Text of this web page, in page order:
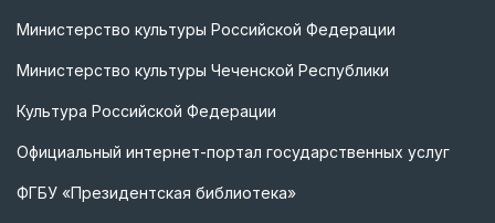
Министерство культуры Российской Федерации
Министерство культуры Чеченской Республики
Культура Российской Федерации
Официальный интернет-портал государственных услуг
ФГБУ «Президентская библиотека»